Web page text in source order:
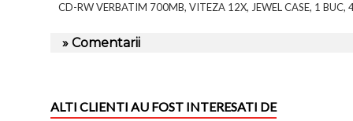
CD-RW VERBATIM 700MB, VITEZA 12X, JEWEL CASE, 1 BUC,
» Comentarii
ALTI CLIENTI AU FOST INTERESATI DE